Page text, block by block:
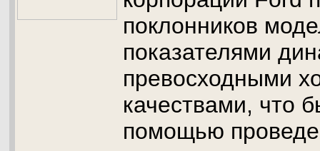
поклонников
показателями
превосходными
качествами, что
помощью